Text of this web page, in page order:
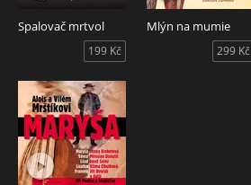
Spalovač mrtvol
199 Kč
Mlýn na mumie
299 Kč